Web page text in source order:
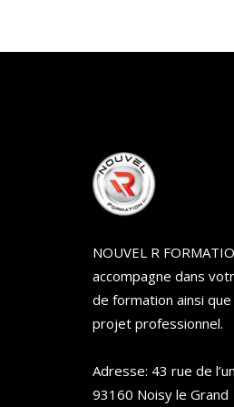
NOUVEL R
accompagne dans
de formation ainsi
projet professionnel.
Adresse: 43 rue de
93160 Noisy le Grand